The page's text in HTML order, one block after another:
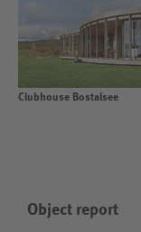
Clubhouse Bostalsee
Object report